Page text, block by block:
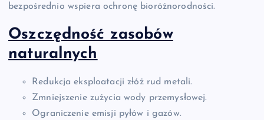
bezpośrednio wspiera ochronę bioróżnorodności.
Oszczędność zasobów
naturalnych
Redukcja eksploatacji złóż rud metali.
Zmniejszenie zużycia wody przemysłowej.
Ograniczenie emisji pyłów i gazów.